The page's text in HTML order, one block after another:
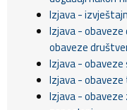
Izjava -
Izjava -
obaveze
Izjava - obaveze
Izjava -
Izjava -